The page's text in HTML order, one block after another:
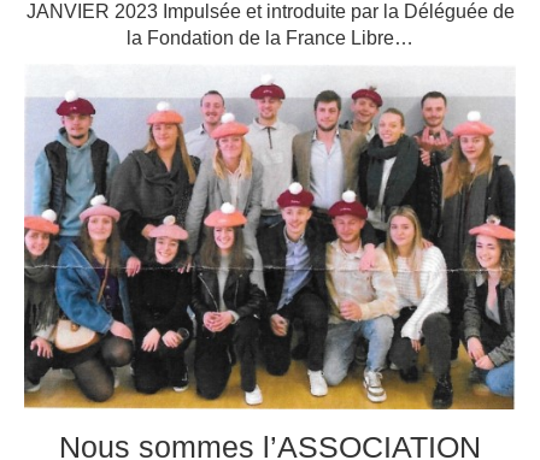
JANVIER 2023 Impulsée et introduite par la Déléguée de
la Fondation de la France Libre…
Nous sommes l’ASSOCIATION